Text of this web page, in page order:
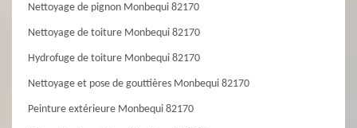
Nettoyage de pignon Monbequi 82170
Nettoyage de toiture Monbequi 82170
Hydrofuge de toiture Monbequi 82170
Nettoyage et pose de gouttières Monbequi 82170
Peinture extérieure Monbequi 82170